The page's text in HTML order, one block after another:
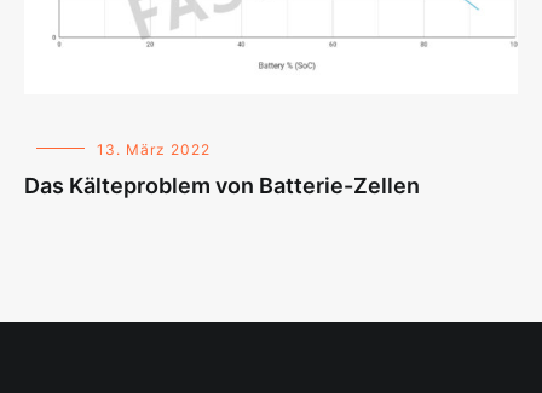
13. März 2022
Das Kälteproblem von Batterie-Zellen